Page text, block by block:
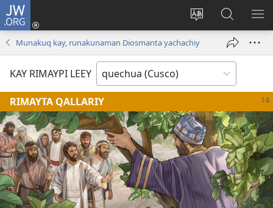
JW.ORG
Direccionpi
Sutiykiwan
jaykuy
(abre
una
nueva
JW.ORG
nisqapi
maskhay
Munakuq kay, runakunaman Diosmanta yachachiy
KAY RIMAYPI LEEY
RIMAYTA QALLARIY